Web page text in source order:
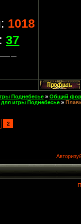
1018
37
Поднебесье » Общий
игры Поднебесье »
2